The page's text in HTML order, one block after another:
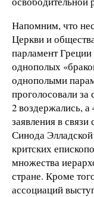
Напомним, что
Церкви и
парламент Греции
однополых
однополыми
проголосовали за
2 воздержались, а
заявления в
Синода
критских
множества
стране. Кроме
ассоциаций